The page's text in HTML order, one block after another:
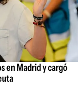
en Madrid y cargó